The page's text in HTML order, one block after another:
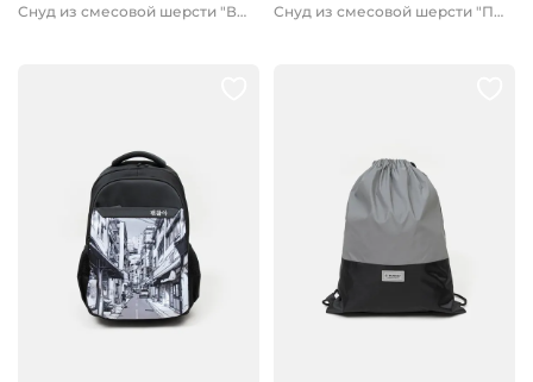
Снуд из смесовой шерсти "Ваниль" вертикальная вязка Снуд из смесовой шерсти "Песок" вертикальная вязка